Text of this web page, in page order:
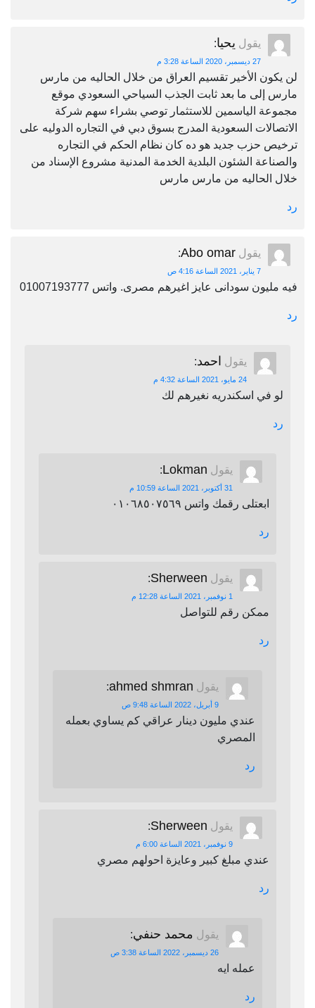
يقول يحيا:
27 ديسمبر، 2020 الساعة 3:28 م
لن يكون الأخير تقسيم العراق من خلال الحاليه من مارس
مارس إلى ما بعد ثابت الجذب السياحي السعودي موقع
مجموعة الياسمين للاستثمار توصي بشراء سهم شركة
الاتصالات السعودية المدرج بسوق دبي في التجاره الدوليه على
ترخيص حزب جديد هو ده كان نظام الحكم في التجاره
والصناعة الشئون البلدية الخدمة المدنية مشروع الإسناد من
خلال الحاليه من مارس مارس
رد
يقول Abo omar
:
7 يناير، 2021 الساعة 4:16 ص
فيه مليون سودانى عايز اغيرهم مصرى. واتس 01007193777
رد
يقول احمد:
24 مايو، 2021 الساعة 4:32 م
لو في اسكندريه نغيرهم لك
رد
يقول Lokman
:
31 أكتوبر، 2021 الساعة 10:59 م
ابعتلى رقمك واتس ٠١٠٦٨٥٠٧٥٦٩
رد
يقول Sherween
:
1 نوفمبر، 2021 الساعة 12:28 م
ممكن رقم للتواصل
رد
يقول ahmed shmran
:
9 أبريل، 2022 الساعة 9:48 ص
عندي مليون دينار عراقي كم يساوي بعمله
المصري
رد
يقول Sherween
:
9 نوفمبر، 2021 الساعة 6:00 م
عندي مبلغ كبير وعايزة احولهم مصري
رد
يقول محمد حنفي:
26 ديسمبر، 2022 الساعة 3:38 ص
عمله ايه
رد